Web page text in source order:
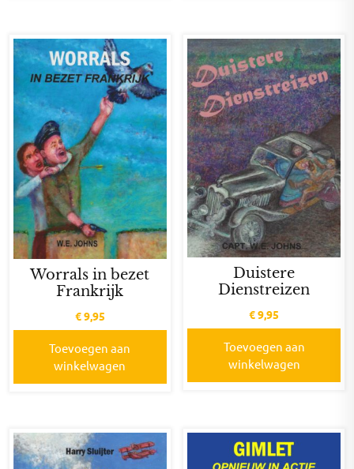
Worrals in bezet
Frankrijk
€9,95
Toevoegen aan
winkelwagen
Duistere
Dienstreizen
€9,95
Toevoegen aan
winkelwagen